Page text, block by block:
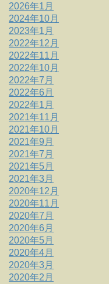
2026年1月
2024年10月
2023年1月
2022年12月
2022年11月
2022年10月
2022年7月
2022年6月
2022年1月
2021年11月
2021年10月
2021年9月
2021年7月
2021年5月
2021年3月
2020年12月
2020年11月
2020年7月
2020年6月
2020年5月
2020年4月
2020年3月
2020年2月